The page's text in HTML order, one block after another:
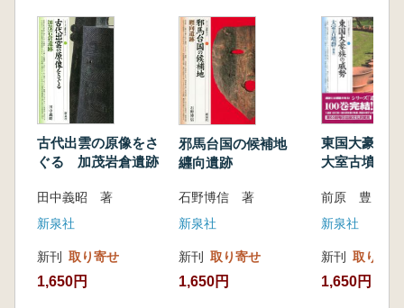
4 東山道武蔵路
第4章 大伽藍の威容とその変遷
1 寺跡の構造
2 武蔵国分寺の変遷
3 武蔵国分寺の規模
4 付属諸院
第5章 歴史のまち国分寺
2 僧寺跡の保存整備
古代出雲の原像をさ
ぐる 加茂岩倉遺跡
田中義昭 著
新泉社
新刊 取り寄せ
1,650円
邪馬台国の候補地
纒向遺跡
石野博信 著
新泉社
新刊 取り寄せ
1,650円
東国大豪族
大室古墳群
前原 豊 著
新泉社
新刊 取り寄せ
1,650円